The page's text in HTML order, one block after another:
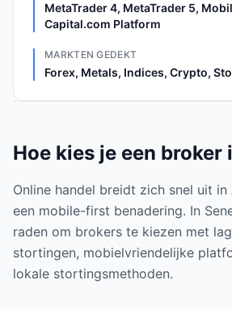
MetaTrader 4, MetaTrader 5,
Capital.com Platform
MARKTEN GEDEKT
Forex, Metals, Indices, Crypto,
Hoe kies je een broker
Online handel breidt zich snel uit
een mobile-first benadering. In
raden om brokers te kiezen met
stortingen, mobielvriendelijke
lokale stortingsmethoden.